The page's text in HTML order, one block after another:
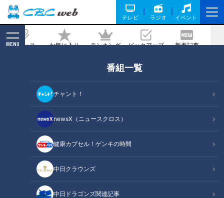
テレビ ラジオ イベント
ニュース お気に入り ランキング ピックアップ 新着記事
MENU
番組一覧
チャント！
newsX（ニュースクロス）
健康カプセル！ゲンキの時間
中日クラウンズ
中日ドラゴンズ関連記事
RadiChubu（ラジチューブ）
読んで聴く、新しい習慣。番組内容を編集した記事からラジオ番組
を聴いていただける”RadiChubu”。名古屋を拠点とするCBCラジオ
の番組と連動した、中部地方ならではの記事を配信する情報サイト
RadiChubu公式サイト